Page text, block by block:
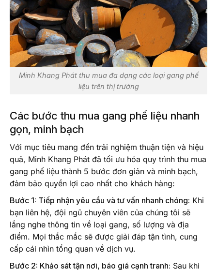
Minh Khang Phát thu mua đa dạng các loại gang phế
liệu trên thị trường
Các bước thu mua gang phế liệu nhanh
gọn, minh bạch
Với mục tiêu mang đến trải nghiệm thuận tiện và hiệu
quả, Minh Khang Phát đã tối ưu hóa quy trình thu mua
gang phế liệu thành 5 bước đơn giản và minh bạch,
đảm bảo quyền lợi cao nhất cho khách hàng:
Bước 1: Tiếp nhận yêu cầu và tư vấn nhanh chóng: Khi
bạn liên hệ, đội ngũ chuyên viên của chúng tôi sẽ
lắng nghe thông tin về loại gang, số lượng và địa
điểm. Mọi thắc mắc sẽ được giải đáp tận tình, cung
cấp cái nhìn tổng quan về dịch vụ.
Bước 2: Khảo sát tận nơi, báo giá cạnh tranh: Sau khi